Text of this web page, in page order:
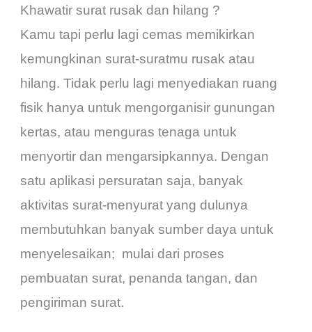
Khawatir surat rusak dan hilang ?
Kamu tapi perlu lagi cemas memikirkan
kemungkinan surat-suratmu rusak atau
hilang. Tidak perlu lagi menyediakan ruang
fisik hanya untuk mengorganisir gunungan
kertas, atau menguras tenaga untuk
menyortir dan mengarsipkannya. Dengan
satu aplikasi persuratan saja, banyak
aktivitas surat-menyurat yang dulunya
membutuhkan banyak sumber daya untuk
menyelesaikan; mulai dari proses
pembuatan surat, penanda tangan, dan
pengiriman surat.